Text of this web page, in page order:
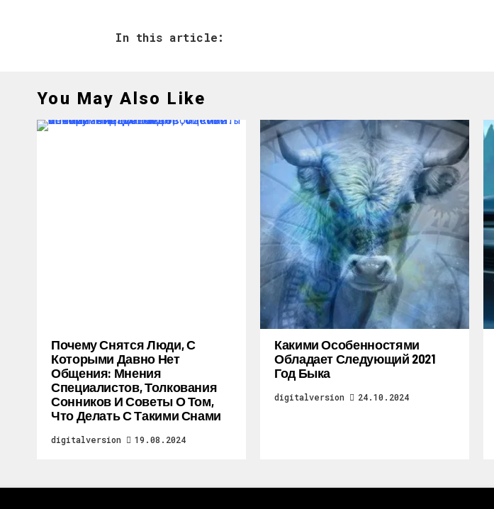
In this article:
You May Also Like
Почему Снятся Люди, С
Которыми Давно Нет
Общения: Мнения
Специалистов, Толкования
Сонников И Советы О Том,
Что Делать С Такими Снами
digitalversion 19.08.2024
Какими Особенностями
Обладает Следующий 2021
Год Быка
digitalversion 24.10.2024